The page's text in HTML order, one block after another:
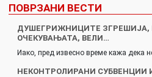
ПОВРЗАНИ ВЕСТИ
ДУШЕГРИЖНИЦИТЕ ЗГРЕШИЈА,
ОЧЕКУВАЊАТА, ВЕЛИ…
Иако, пред извесно време кажа дека
НЕКОНТРОЛИРАНИ СУБВЕНЦИИ